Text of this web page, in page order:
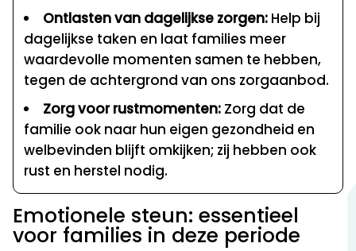
Ontlasten van dagelijkse zorgen: Help bij
dagelijkse taken en laat families meer
waardevolle momenten samen te hebben,
tegen de achtergrond van ons zorgaanbod.
Zorg voor rustmomenten: Zorg dat de
familie ook naar hun eigen gezondheid en
welbevinden blijft omkijken; zij hebben ook
rust en herstel nodig.
Emotionele steun: essentieel
voor families in deze periode